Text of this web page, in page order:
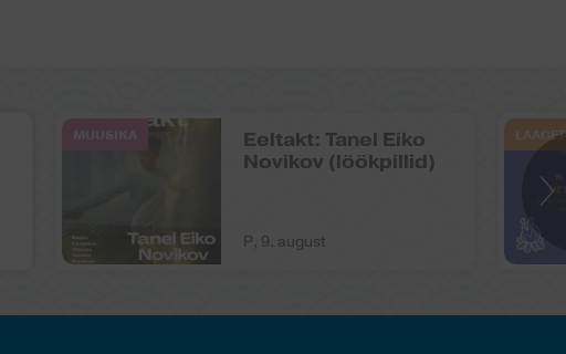
MUUSIKA
Eeltakt: Tanel Eiko
Novikov (löökpillid)
P, 9. august